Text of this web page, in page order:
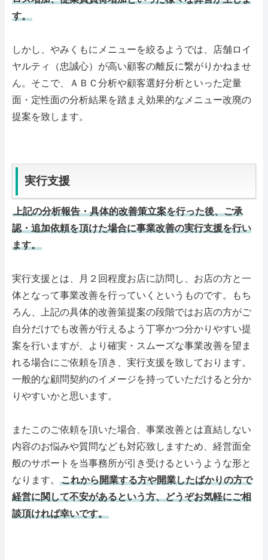
す。
しかし、やみくもにメニューを絞るようでは、店舗ロイ
ヤルティ（忠誠心）が高い顧客の離反に繋がりかねませ
ん。そこで、ＡＢＣ分析や顧客選好分析といった定量
面・定性面の分析結果を踏まえ効果的なメニュー改廃の
提案を致します。
実行支援
上記の分析報告・具体的改善策立案を行った後、ご承
認・追加依頼を頂けた場合に事業改善の実行支援を行い
ます。
実行支援とは、月２回程度お店に訪問し、お店の方と一
体となって事業改善を行っていくというものです。もち
ろん、上記の具体的改善策提案の段階ではお店の方がご
自分だけでも改善が行えるよう丁寧かつ分かりやすい提
案を行いますが、より確実・スムーズな事業改善を望ま
れる場合にご依頼を頂き、実行支援を致しております。
一般的な顧問契約のイメージを持っていただけると分か
りやすいかと思います。
またこのご依頼を頂いた場合、事業改善とは直結しない
内容のお悩みや質問なども対応致しますため、経営面全
般のサポートを当事務所が引き受けるというような形と
なります。
これから開業する方や開業したばかりの方で
経営に関して不安があるという方、どうぞお気軽にご相
談頂ければ幸いです。